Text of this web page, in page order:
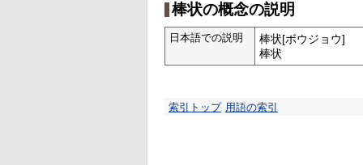
棒状の概念の説明
日本語での説明
棒状[ボウジョウ]
棒状
索引トップ 用語の索引